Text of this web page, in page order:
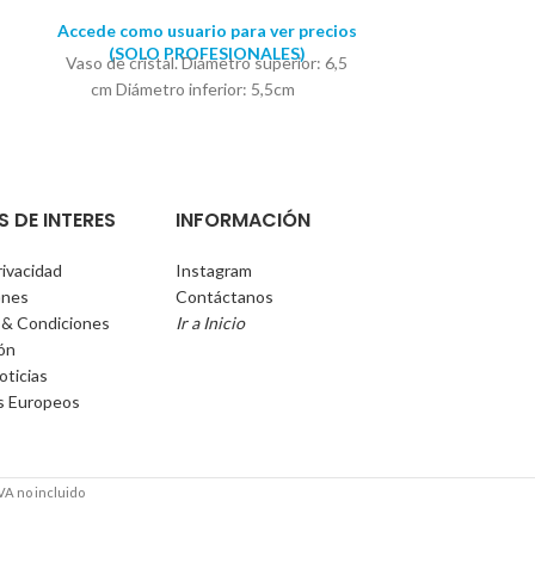
Accede como usuario para ver precios
(SOLO PROFESIONALES)
Vaso de cristal. Diámetro superior: 6,5
cm Diámetro inferior: 5,5cm
DE INTERES
Condiciones
Europeos
INFORMACIÓN
Instagram
Contáctanos
Ir a Inicio
no incluido